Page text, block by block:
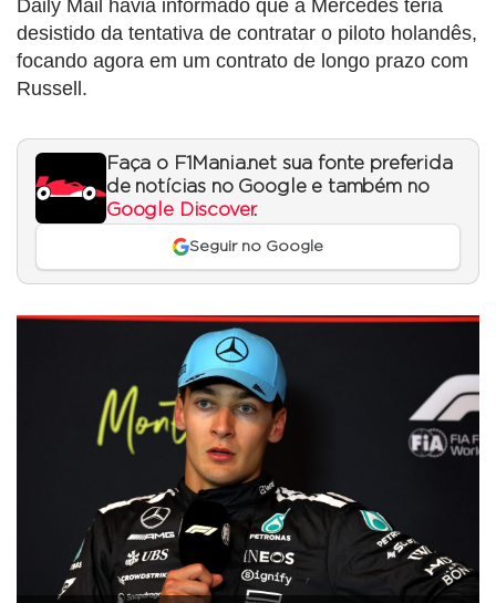
Daily Mail havia informado que a Mercedes teria
desistido da tentativa de contratar o piloto holandês,
focando agora em um contrato de longo prazo com
Russell.
Faça o F1Mania.net sua fonte preferida
de notícias no Google e também no
Google Discover.
Seguir no Google